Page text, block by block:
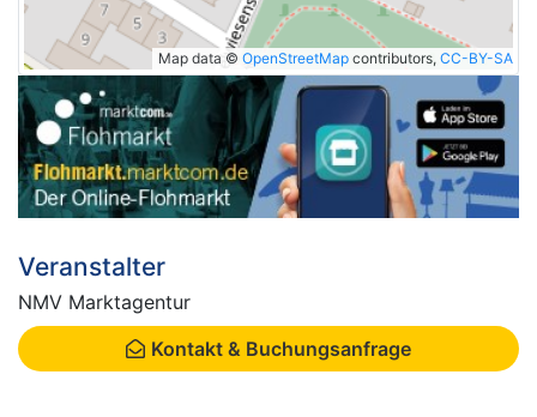
Map data © OpenStreetMap contributors, CC-BY-SA
Veranstalter
NMV Marktagentur
Kontakt & Buchungsanfrage